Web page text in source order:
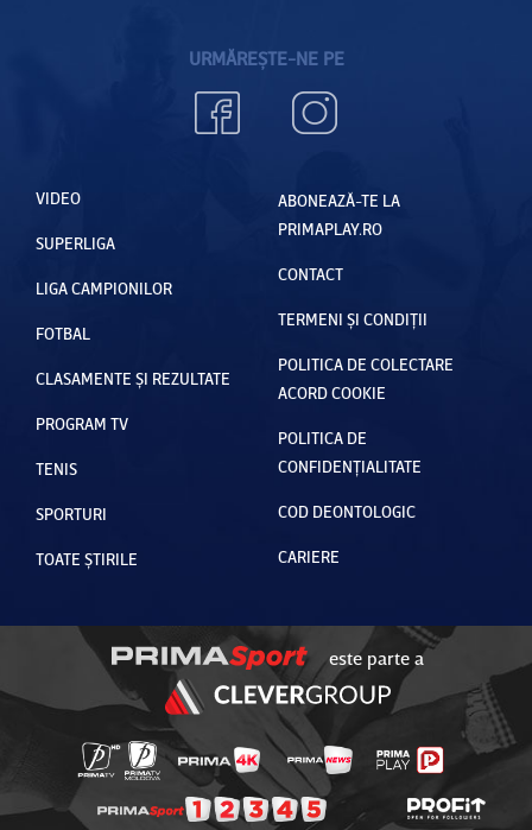
URMĂREȘTE-NE PE
VIDEO
SUPERLIGA
LIGA CAMPIONILOR
FOTBAL
CLASAMENTE ȘI REZULTATE
PROGRAM TV
TENIS
SPORTURI
TOATE ȘTIRILE
ABONEAZĂ-TE LA
PRIMAPLAY.RO
CONTACT
TERMENI ȘI CONDIȚII
POLITICA DE COLECTARE
ACORD COOKIE
POLITICA DE
CONFIDENȚIALITATE
COD DEONTOLOGIC
CARIERE
este parte a